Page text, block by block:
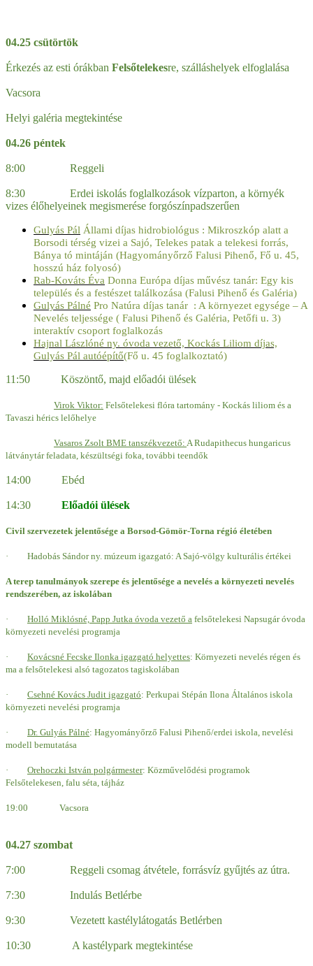
04.25 csütörtök
Érkezés az esti órákban Felsőtelekesre, szálláshelyek elfoglalása
Vacsora
Helyi galéria megtekintése
04.26 péntek
8:00 Reggeli
8:30 Erdei iskolás foglalkozások vízparton, a környék
vizes élőhelyeinek megismerése forgószínpadszerűen
Gulyás Pál Állami díjas hidrobiológus : Mikroszkóp alatt a
Borsodi térség vizei a Sajó, Telekes patak a telekesi forrás,
Bánya tó mintáján (Hagyományőrző Falusi Pihenő, Fő u. 45,
hosszú ház folyosó)
Rab-Kováts Éva Donna Európa díjas művész tanár: Egy kis
település és a festészet találkozása (Falusi Pihenő és Galéria)
Gulyás Pálné Pro Natúra díjas tanár : A környezet egysége – A
Nevelés teljessége ( Falusi Pihenő és Galéria, Petőfi u. 3)
interaktív csoport foglalkozás
Hajnal Lászlóné ny. óvoda vezető, Kockás Liliom díjas,
Gulyás Pál autóépítő(Fő u. 45 foglalkoztató)
11:50 Köszöntő, majd előadói ülések
Virok Viktor: Felsőtelekesi flóra tartomány - Kockás liliom és a
Tavaszi hérics lelőhelye
Vasaros Zsolt BME tanszékvezető: A Rudapithecus hungaricus
látványtár feladata, készültségi foka, további teendők
14:00 Ebéd
14:30 Előadói ülések
Civil szervezetek jelentősége a Borsod-Gömör-Torna régió életében
· Hadobás Sándor ny. múzeum igazgató: A Sajó-völgy kulturális értékei
A terep tanulmányok szerepe és jelentősége a nevelés a környezeti nevelés
rendszerében, az iskolában
· Holló Miklósné, Papp Jutka óvoda vezető a felsőtelekesi Napsugár óvoda
környezeti nevelési programja
· Kovácsné Fecske Ilonka igazgató helyettes: Környezeti nevelés régen és
ma a felsőtelekesi alsó tagozatos tagiskolában
· Csehné Kovács Judit igazgató: Perkupai Stépán Ilona Általános iskola
környezeti nevelési programja
· Dr. Gulyás Pálné: Hagyományőrző Falusi Pihenő/erdei iskola, nevelési
modell bemutatása
· Orehoczki István polgármester: Közművelődési programok
Felsőtelekesen, falu séta, tájház
19:00 Vacsora
04.27 szombat
7:00 Reggeli csomag átvétele, forrásvíz gyűjtés az útra.
7:30 Indulás Betlérbe
9:30 Vezetett kastélylátogatás Betlérben
10:30 A kastélypark megtekintése